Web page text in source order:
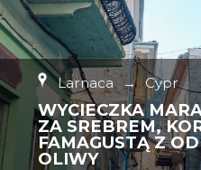
Larnaca → Cypr
WYCIECZKA
ZA SREBREM,
FAMAGUSTĄ Z
OLIWY